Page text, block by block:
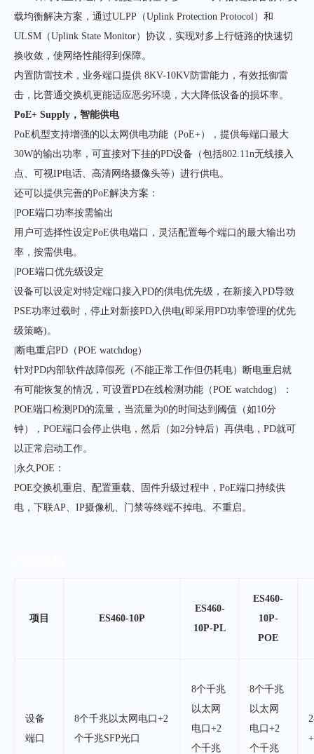
载均衡解决方案，通过ULPP（Uplink Protection Protocol）和
ULSM（Uplink State Monitor）协议，实现对多上行链路的快速切
换收敛，使网络性能得到保障。
内置防雷技术，业务端口提供 8KV-10KV防雷能力，有效抵御雷
击，比普通交换机更能适应恶劣环境，大大降低设备的损坏率。
PoE+ Supply，智能供电
PoE机型支持增强的以太网供电功能（PoE+），提供每端口最大
30W的输出功率，可直接对下挂的PD设备（包括802.11n无线接入
点、可视IP电话、高清网络摄像头等）进行供电。
还可以提供完善的PoE解决方案：
|POE端口功率按需输出
用户可选择性设定PoE供电端口，灵活配置每个端口的最大输出功
率，按需供电。
|POE端口优先级设定
设备可以设定对特定端口接入PD的供电优先级，在新接入PD导致
PSE功率过载时，停止对新接PD入供电(即采用PD功率管理的优先
级策略)。
|断电重启PD（POE watchdog）
针对PD内部软件故障假死（不能正常工作但仍耗电）断电重启就
有可能恢复的情况，可设置PD在线检测功能（POE watchdog）：
POE端口检测PD的流量，当流量为0的时间达到阈值（如10分
钟），POE端口会停止供电，然后（如2分钟后）再供电，PD就可
以正常启动工作。
|永久POE：
POE交换机重启、配置重载、固件升级过程中，PoE端口持续供
电，下联AP、IP摄像机、门禁等终端不掉电、不重启。
项目 ES460-10P
ES460-
10P-PL
ES460-
10P-
POE
设备
端口
8个千兆以太网电口+2
个千兆SFP光口
8个千兆
以太网
电口+2
个千兆
8个千兆
以太网
电口+2
个千兆